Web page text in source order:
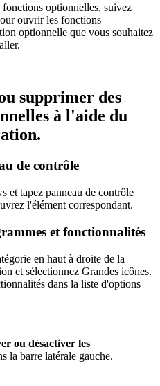
fonctions optionnelles, suivez
ouvrir les fonctions
optionnelle que vous souhaitez
supprimer des
à l'aide du
de contrôle
et tapez panneau de contrôle
l'élément correspondant.
et fonctionnalités
en haut à droite de la
et sélectionnez Grandes icônes.
dans la liste d'options
ou désactiver les
la barre latérale gauche.